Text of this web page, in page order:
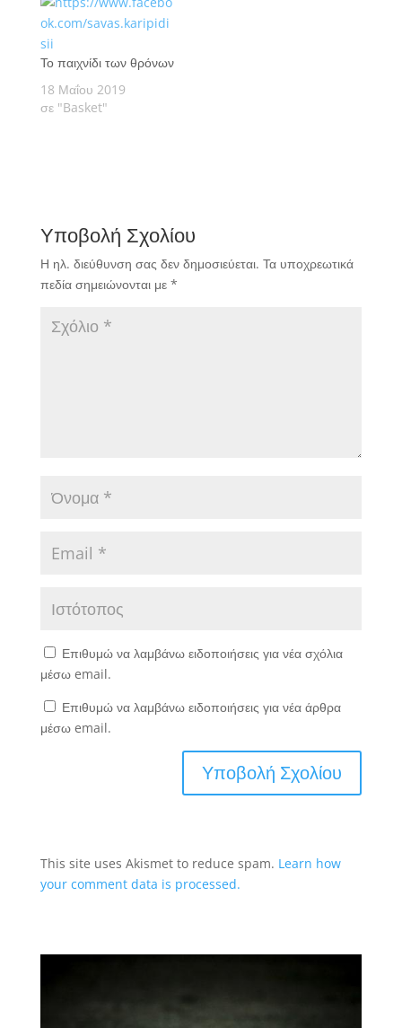
Το παιχνίδι των θρόνων
18 Μαΐου 2019
σε "Basket"
Υποβολή Σχολίου
Η ηλ. διεύθυνση σας δεν δημοσιεύεται. Τα υποχρεωτικά
πεδία σημειώνονται με *
Επιθυμώ να λαμβάνω ειδοποιήσεις για νέα σχόλια
μέσω email.
Επιθυμώ να λαμβάνω ειδοποιήσεις για νέα άρθρα
μέσω email.
This site uses Akismet to reduce spam. Learn how
your comment data is processed.